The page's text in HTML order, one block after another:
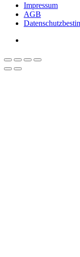
Impressum
AGB